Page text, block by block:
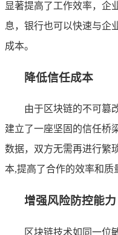
显著提高了工作效率，企
息，银行也可以快速与企
成本。
降低信任成本
由于区块链的不可篡
建立了一座坚固的信任桥
数据，双方无需再进行繁
本,提高了合作的效率和质
增强风险防控能力
区块链技术如同一位